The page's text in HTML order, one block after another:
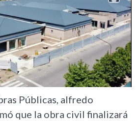
Públicas, alfredo
que la obra civil finalizará